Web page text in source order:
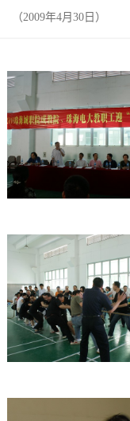
（2009年4月30日）